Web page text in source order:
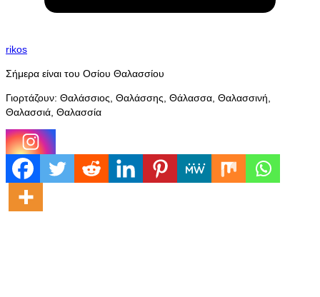
rikos
Σήμερα είναι του Οσίου Θαλασσίου
Γιορτάζουν: Θαλάσσιος, Θαλάσσης, Θάλασσα, Θαλασσινή,
Θαλασσιά, Θαλασσία